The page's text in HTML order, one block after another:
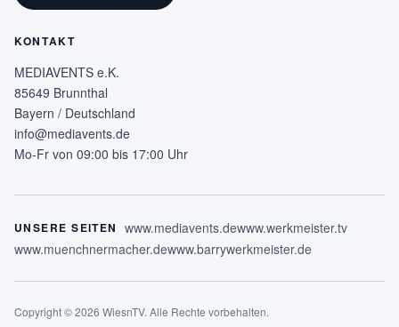
KONTAKT
MEDIAVENTS e.K.
85649 Brunnthal
Bayern / Deutschland
info@mediavents.de
Mo-Fr von 09:00 bis 17:00 Uhr
UNSERE SEITEN www.mediavents.dewww.werkmeister.tv
www.muenchnermacher.dewww.barrywerkmeister.de
Copyright © 2026 WiesnTV. Alle Rechte vorbehalten.